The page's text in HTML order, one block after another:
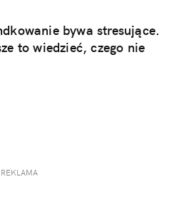
bywa stresujące.
to wiedzieć, czego nie
REKLAMA